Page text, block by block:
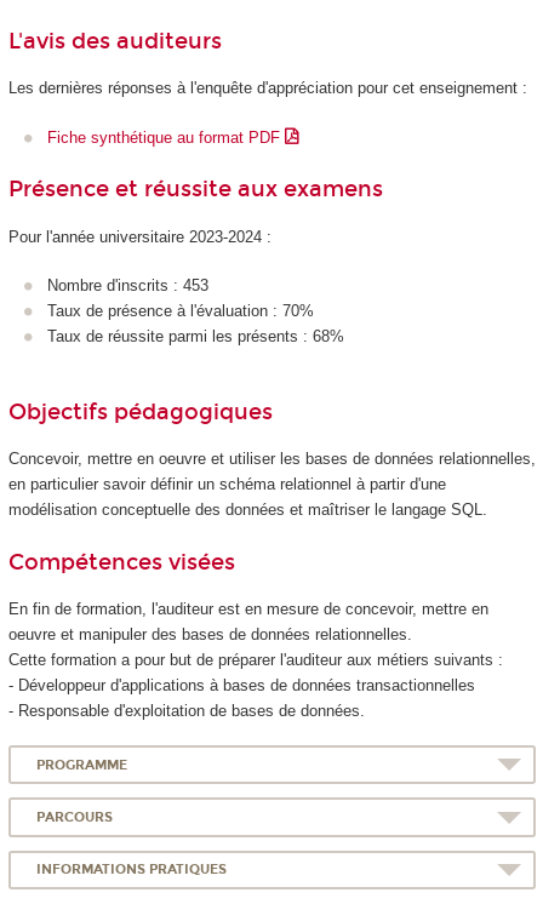
L'avis des auditeurs
Les dernières réponses à l'enquête d'appréciation pour cet enseignement :
Fiche synthétique au format PDF
Présence et réussite aux examens
Pour l'année universitaire 2023-2024 :
Nombre d'inscrits : 453
Taux de présence à l'évaluation : 70%
Taux de réussite parmi les présents : 68%
Objectifs pédagogiques
Concevoir, mettre en oeuvre et utiliser les bases de données relationnelles,
en particulier savoir définir un schéma relationnel à partir d'une
modélisation conceptuelle des données et maîtriser le langage SQL.
Compétences visées
En fin de formation, l'auditeur est en mesure de concevoir, mettre en
oeuvre et manipuler des bases de données relationnelles.
Cette formation a pour but de préparer l'auditeur aux métiers suivants :
- Développeur d'applications à bases de données transactionnelles
- Responsable d'exploitation de bases de données.
PROGRAMME
PARCOURS
INFORMATIONS PRATIQUES